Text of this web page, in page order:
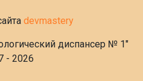
devmastery
диспансер № 1"
- 2026